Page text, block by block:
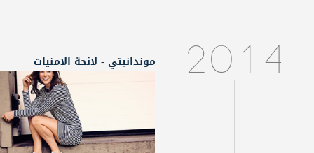
2014 موندانيتي - لائحة الامنيات